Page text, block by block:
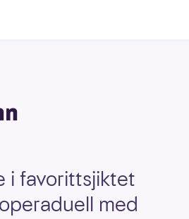
i favorittsjiktet
med